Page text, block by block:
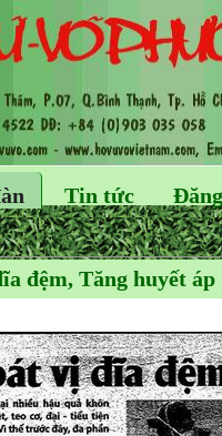
Tin tức
đệm, Tăng huyết áp